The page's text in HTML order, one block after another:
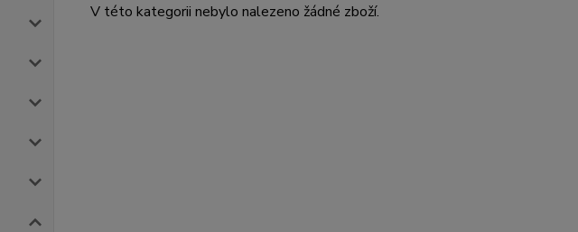
V této kategorii nebylo nalezeno žádné zboží.